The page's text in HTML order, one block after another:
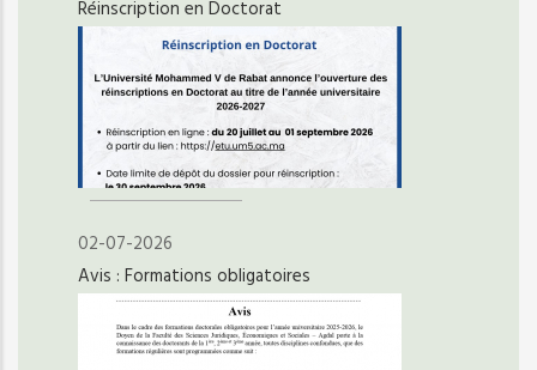
Réinscription en Doctorat
02-07-2026
Avis : Formations obligatoires